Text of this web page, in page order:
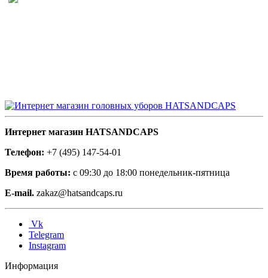
Интернет магазин HATSANDCAPS
Телефон: +7 (495) 147-54-01
Время работы: с 09:30 до 18:00 понедельник-пятница
E-mail. zakaz@hatsandcaps.ru
Vk
Telegram
Instagram
Информация